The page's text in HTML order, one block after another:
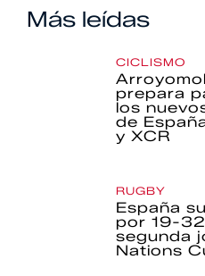
Más leídas
CICLISMO
prepara
los
de
y XCR
RUGBY
España
por 19-
segunda
Nations